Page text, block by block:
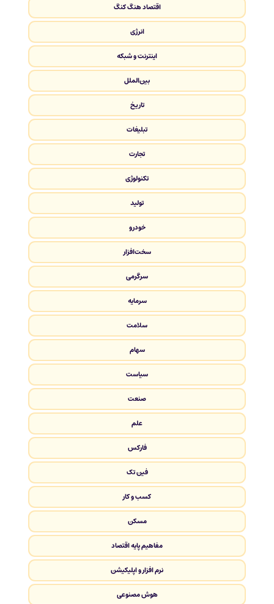
اقتصاد هنگ کنگ
انرژی
اینترنت و شبکه
بین‌الملل
تاریخ
تبلیغات
تجارت
تکنولوژی
تولید
خودرو
سخت‌افزار
سرگرمی
سرمایه
سلامت
سهام
سیاست
صنعت
علم
فارکس
فین تک
کسب و کار
مسکن
مفاهیم پایه اقتصاد
نرم افزار و اپلیکیشن
هوش مصنوعی